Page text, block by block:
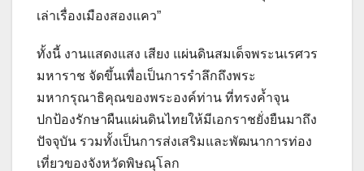
เล่าเรื่องเมืองสองแคว”
ทั้งนี้ งานแสดงแสง เสียง แผ่นดินสมเด็จพระนเรศวร
มหาราช จัดขึ้นเพื่อเป็นการรำลึกถึงพระ
มหากรุณาธิคุณของพระองค์ท่าน ที่ทรงค้ำจุน
ปกป้องรักษาผืนแผ่นดินไทยให้มีเอกราชยั่งยืนมาถึง
ปัจจุบัน รวมทั้งเป็นการส่งเสริมและพัฒนาการท่อง
เที่ยวของจังหวัดพิษณุโลก